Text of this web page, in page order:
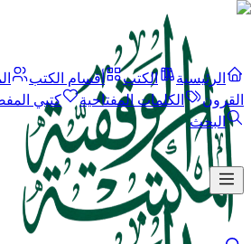
الرئيسية الكتب أقسام الكتب
القرون
الكلمات المفتاحية
كتبي
البحث